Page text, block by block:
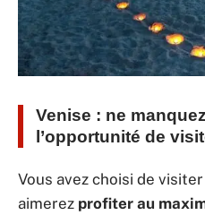
Venise : ne
l’opportunité de
Vous avez choisi de
aimerez profiter au